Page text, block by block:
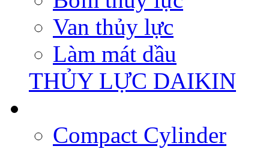
Van thủy lực
Làm mát dầu
THỦY LỰC DAIKIN
Compact Cylinder